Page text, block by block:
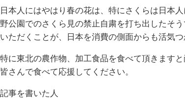
日本人にはやはり春の花は、特にさくらは日本
野公園でのさくら見の禁止自粛を打ち出したそ
いただくことが、日本を消費の側面からも活気
特に東北の農作物、加工食品を食べて頂きます
皆さんで食べて応援してください。
記事を書いた人